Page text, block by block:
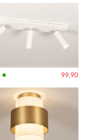
• 99,90